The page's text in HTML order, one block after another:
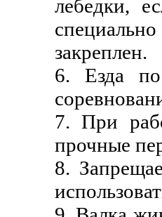
лебедки,
закреплен.
6. Езда по
7. При
прочные
8.